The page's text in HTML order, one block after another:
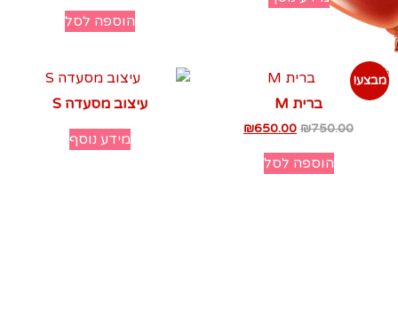
הוספה לסל
מבצע!
ברית M
₪750.00
₪650.00
הוספה לסל
עיצוב מסעדה S
מידע נוסף